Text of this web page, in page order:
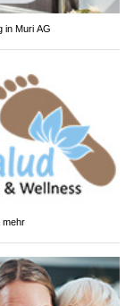
in Muri AG
mehr